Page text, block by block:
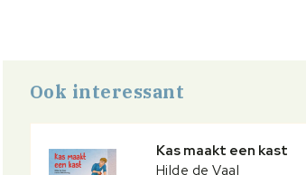
Ook interessant
Kas maakt een kast
Hilde de Vaal